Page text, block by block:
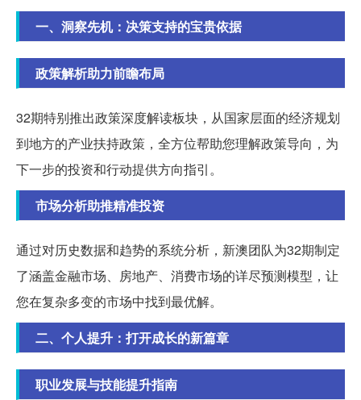
一、洞察先机：决策支持的宝贵依据
政策解析助力前瞻布局
32期特别推出政策深度解读板块，从国家层面的经济规划
到地方的产业扶持政策，全方位帮助您理解政策导向，为
下一步的投资和行动提供方向指引。
市场分析助推精准投资
通过对历史数据和趋势的系统分析，新澳团队为32期制定
了涵盖金融市场、房地产、消费市场的详尽预测模型，让
您在复杂多变的市场中找到最优解。
二、个人提升：打开成长的新篇章
职业发展与技能提升指南